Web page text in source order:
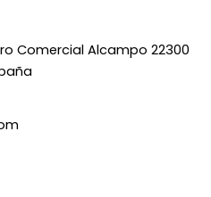
Comercial Alcampo 22300